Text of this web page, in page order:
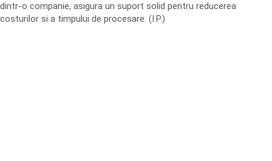
dintr-o companie, asigura un suport solid pentru reducerea
costurilor si a timpului de procesare. (I.P.)